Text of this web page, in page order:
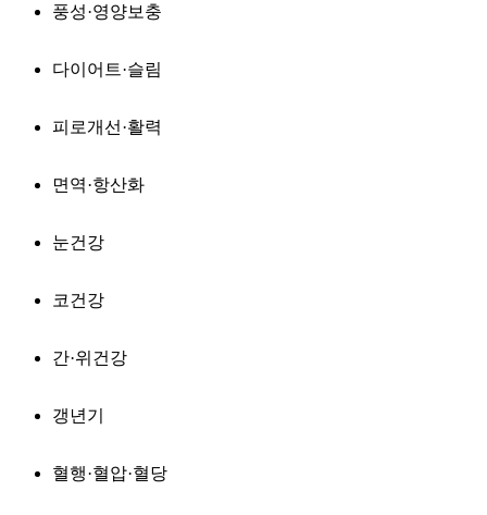
풍성·영양보충
다이어트·슬림
피로개선·활력
면역·항산화
눈건강
코건강
간·위건강
갱년기
혈행·혈압·혈당